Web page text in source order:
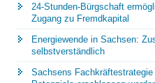
24-Stunden-Bürgschaft
Zugang zu Fremdkapital
Energiewende in Sachsen:
selbstverständlich
Sachsens